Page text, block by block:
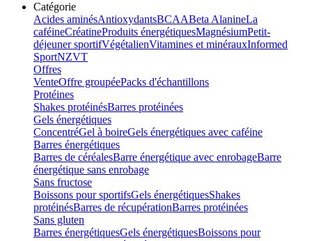
Catégorie
Acides aminésAntioxydantsBCAABeta AlanineLa
caféineCréatineProduits énergétiquesMagnésiumPetit-
déjeuner sportifVégétalienVitamines et minérauxInformed
SportNZVT
Offres
VenteOffre groupéePacks d'échantillons
Protéines
Shakes protéinésBarres protéinées
Gels énergétiques
ConcentréGel à boireGels énergétiques avec caféine
Barres énergétiques
Barres de céréalesBarre énergétique avec enrobageBarre
énergétique sans enrobage
Sans fructose
Boissons pour sportifsGels énergétiquesShakes
protéinésBarres de récupérationBarres protéinées
Sans gluten
Barres énergétiquesGels énergétiquesBoissons pour